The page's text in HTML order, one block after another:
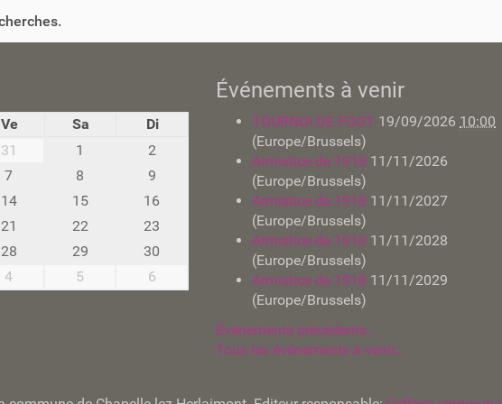
Ve Sa
Di
31 1
2
7 8
9
14 15
16
21 22
23
28 29
30
4 5 6
Événements à venir
TOURNOI DE FOOT 19/09/2026 10:00
(Europe/Brussels)
Armistice de 1918 11/11/2026
(Europe/Brussels)
Armistice de 1918 11/11/2027
(Europe/Brussels)
Armistice de 1918 11/11/2028
(Europe/Brussels)
Armistice de 1918 11/11/2029
(Europe/Brussels)
Événements précédents…
Tous les événements à venir…